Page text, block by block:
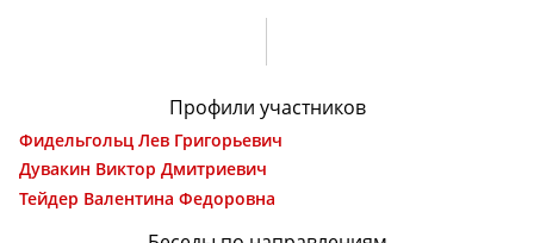
Профили участников
Фидельгольц Лев Григорьевич
Дувакин Виктор Дмитриевич
Тейдер Валентина Федоровна